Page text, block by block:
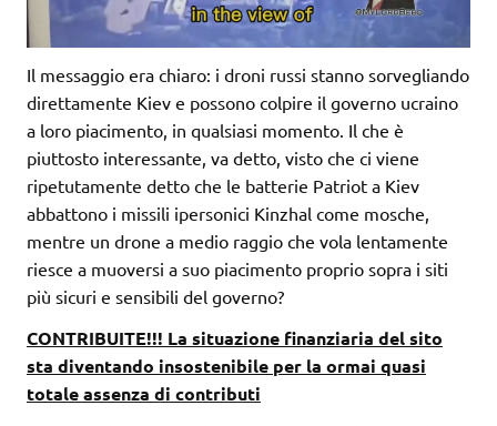
Il messaggio era chiaro: i droni russi stanno sorvegliando
direttamente Kiev e possono colpire il governo ucraino
a loro piacimento, in qualsiasi momento. Il che è
piuttosto interessante, va detto, visto che ci viene
ripetutamente detto che le batterie Patriot a Kiev
abbattono i missili ipersonici Kinzhal come mosche,
mentre un drone a medio raggio che vola lentamente
riesce a muoversi a suo piacimento proprio sopra i siti
più sicuri e sensibili del governo?
CONTRIBUITE!!! La situazione finanziaria del sito
sta diventando insostenibile per la ormai quasi
totale assenza di contributi